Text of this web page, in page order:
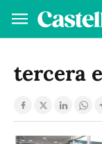
tercera